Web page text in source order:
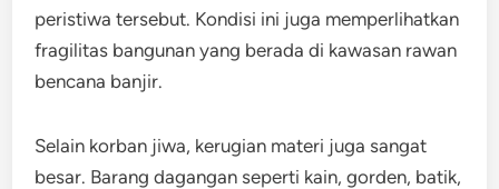
peristiwa tersebut. Kondisi ini juga memperlihatkan
fragilitas bangunan yang berada di kawasan rawan
bencana banjir.
Selain korban jiwa, kerugian materi juga sangat
besar. Barang dagangan seperti kain, gorden, batik,